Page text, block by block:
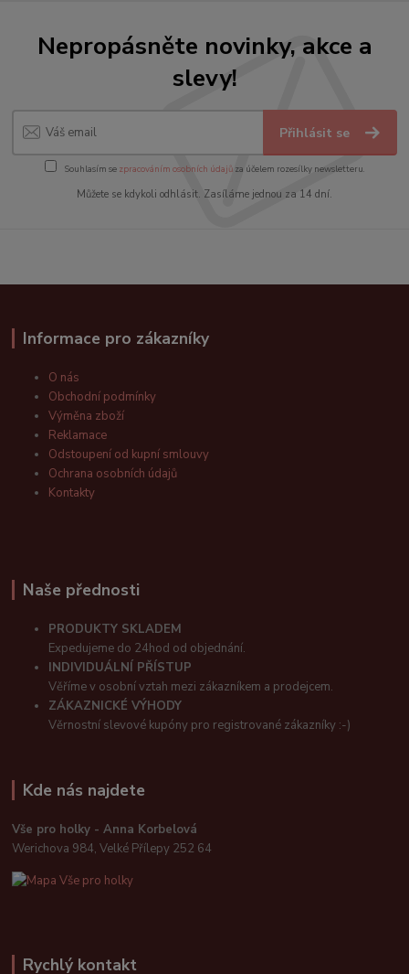
Nepropásněte novinky, akce a
slevy!
Přihlásit se
Souhlasím se zpracováním osobních údajůza účelem rozesílky newsletteru.
Můžete se kdykoli odhlásit. Zasíláme jednou za 14 dní.
Informace pro zákazníky
O nás
Obchodní podmínky
Výměna zboží
Reklamace
Odstoupení od kupní smlouvy
Ochrana osobních údajů
Kontakty
Naše přednosti
PRODUKTY SKLADEM
Expedujeme do 24hod od objednání.
INDIVIDUÁLNÍ PŘÍSTUP
Věříme v osobní vztah mezi zákazníkem a prodejcem.
ZÁKAZNICKÉ VÝHODY
Věrnostní slevové kupóny pro registrované zákazníky :-)
Kde nás najdete
Vše pro holky - Anna Korbelová
Werichova 984, Velké Přílepy 252 64
Rychlý kontakt